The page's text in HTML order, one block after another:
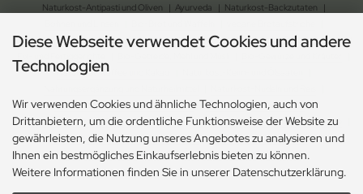
Naturkost-Antipasti und Oliven
| Ayurveda | Naturkost-Backzutaten
|
Naturkost-Chips und Salzgebäck | Naturkost-Dessert | Bio-Essig, Dressing und Öl |
Naturkost-Kaffee und Kakao
Naturkost-Schokolade und Gebäck | Naturkost-Soja und Milch |
Naturkost-Suppen und Sossen
| Bio-Tee | Naturkost-Trockenfrüchte und Nüsse
Naturkost-Zucker und Süssungsmittel | Naturkosmetik-Drogerie |
Ökologischer Gartenbedarf | Ökologischer Haushaltsbedarf
Diese Webseite verwendet Cookies und andere
Technologien
Wir verwenden Cookies und ähnliche Technologien, auch von
Drittanbietern, um die ordentliche Funktionsweise der Website zu
gewährleisten, die Nutzung unseres Angebotes zu analysieren und
Ihnen ein bestmögliches Einkaufserlebnis bieten zu können.
Weitere Informationen finden Sie in unserer Datenschutzerklärung.